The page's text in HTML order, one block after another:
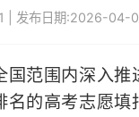
发布日期:2026-04-
国范围内深入推
名的高考志愿填